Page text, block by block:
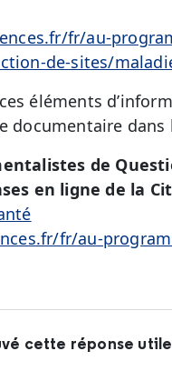
fr/au-
de-sites/
éléments
documentaire dans
de
en ligne de la
fr/au-
cette réponse